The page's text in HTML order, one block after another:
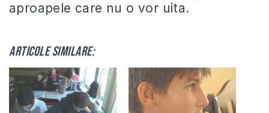
aproapele care nu o vor uita.
Articole similare: